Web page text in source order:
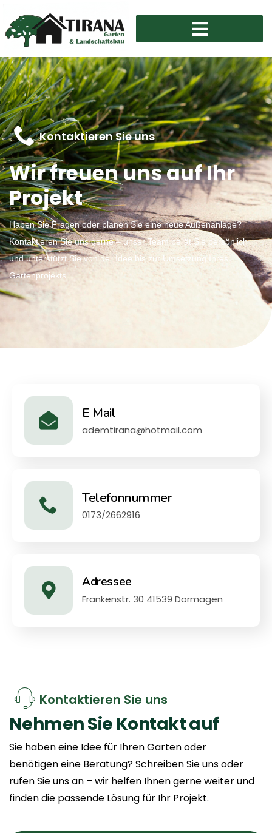
Kontaktieren Sie uns
WirfreuenunsaufIhr
Projekt
Haben Sie Fragen oder planen Sie eine neue Außenanlage?
Kontaktieren Sie uns gerne – unser Team berät Sie persönlich
und unterstützt Sie von der Idee bis zur Umsetzung Ihres
Gartenprojekts.
E Mail
ademtirana@hotmail.com
Telefonnummer
0173/2662916
Adressee
Frankenstr. 30 41539 Dormagen
Kontaktieren Sie uns
NehmenSie Kontaktauf
Sie haben eine Idee für Ihren Garten oder
benötigen eine Beratung? Schreiben Sie uns oder
rufen Sie uns an – wir helfen Ihnen gerne weiter und
finden die passende Lösung für Ihr Projekt.